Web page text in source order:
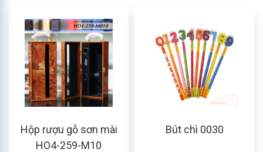
Hộp rượu gỗ sơn mài
HO4-259-M10
Bút chì 0030